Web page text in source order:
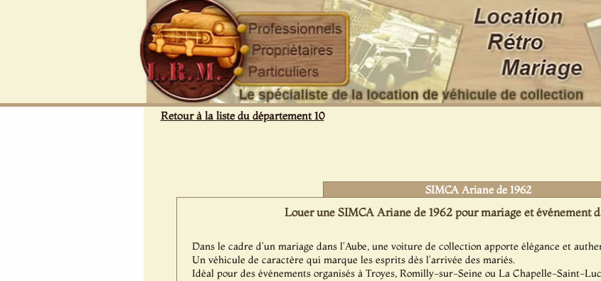
Retour à la liste du département 10
SIMCA Ariane de 1962
Louer une SIMCA Ariane de 1962 pour mariage et événement
Dans le cadre d'un mariage dans l'Aube, une voiture de collection apporte élégance et
Un véhicule de caractère qui marque les esprits dès l'arrivée des mariés.
Idéal pour des événements organisés à Troyes, Romilly-sur-Seine ou La Chapelle-Saint-
Panneau de gestion des cookies